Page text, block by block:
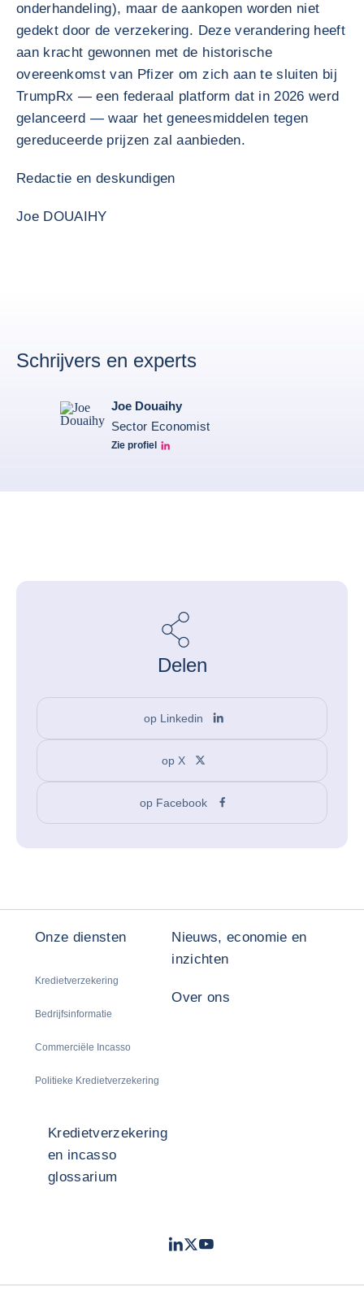
onderhandeling), maar de aankopen worden niet
gedekt door de verzekering. Deze verandering heeft
aan kracht gewonnen met de historische
overeenkomst van Pfizer om zich aan te sluiten bij
TrumpRx — een federaal platform dat in 2026 werd
gelanceerd — waar het geneesmiddelen tegen
gereduceerde prijzen zal aanbieden.
Redactie en deskundigen
Joe DOUAIHY
Schrijvers en experts
Joe Douaihy
Sector Economist
Zie profiel
Joe Linkedin
Delen
op Linkedin
op X
op Facebook
Onze diensten
Kredietverzekering
Bedrijfsinformatie
Commerciële Incasso
Politieke Kredietverzekering
Nieuws, economie en
inzichten
Over ons
Kredietverzekering
en incasso
glossarium
LinkedIn
TwitterYoutube